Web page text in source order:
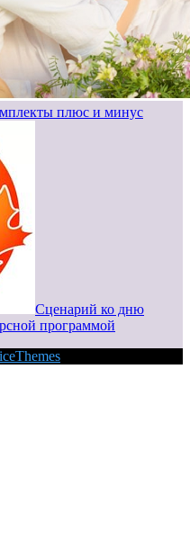
плюс и минус
Сценарий ко дню
программой